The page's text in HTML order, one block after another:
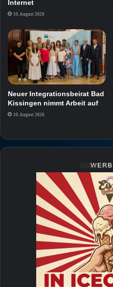
Internet
10. August 2026
Neuer Integrationsbeirat Bad
Kissingen nimmt Arbeit auf
10. August 2026